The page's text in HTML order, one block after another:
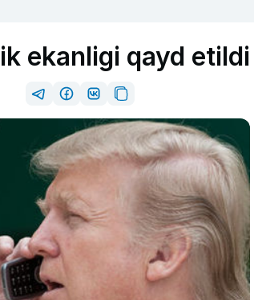
ekanligi qayd etildi